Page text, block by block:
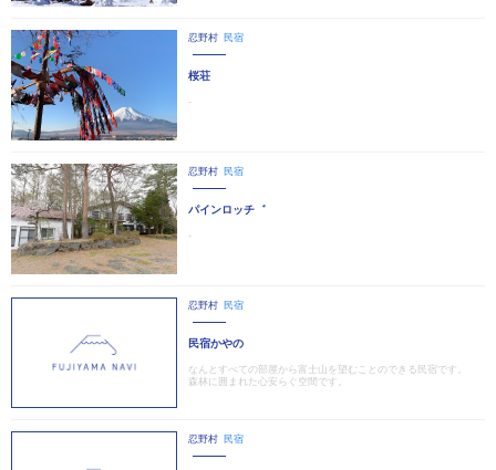
忍野村 民宿
桜荘
-
忍野村 民宿
パインロッチ゛
-
忍野村 民宿
民宿かやの
なんとすべての部屋から富士山を望むことのできる民宿です。
森林に囲まれた心安らぐ空間です。
忍野村 民宿